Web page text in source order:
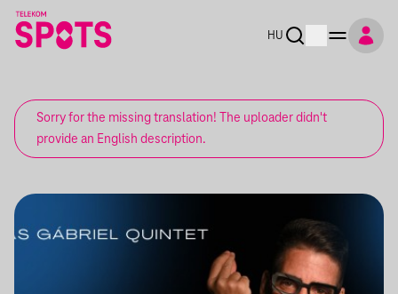
HU
Sorry for the missing translation! The uploader didn't
provide an English description.